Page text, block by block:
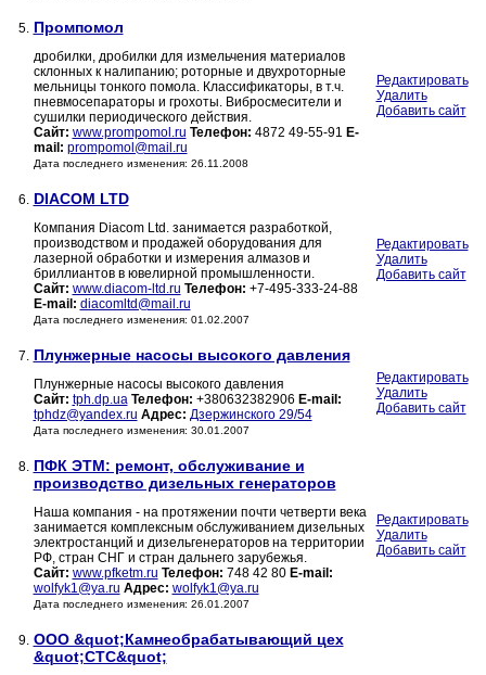
5. Промпомол
дробилки, дробилки для измельчения материалов
склонных к налипанию; роторные и двухроторные
мельницы тонкого помола. Классификаторы, в т.ч.
пневмосепараторы и грохоты. Вибросмесители и
сушилки периодического действия.
Сайт: www.prompomol.ru Телефон: 4872 49-55-91 E-
mail: prompomol@mail.ru
Дата последнего изменения: 26.11.2008
Редактировать
Удалить
Добавить сайт
6. DIACOM LTD
Компания Diacom Ltd. занимается разработкой,
производством и продажей оборудования для
лазерной обработки и измерения алмазов и
бриллиантов в ювелирной промышленности.
Сайт: www.diacom-ltd.ru Телефон: +7-495-333-24-88
E-mail: diacomltd@mail.ru
Дата последнего изменения: 01.02.2007
Редактировать
Удалить
Добавить сайт
7. Плунжерные насосы высокого давления
Плунжерные насосы высокого давления
Сайт: tph.dp.ua Телефон: +380632382906 E-mail:
tphdz@yandex.ru Адрес: Дзержинского 29/54
Дата последнего изменения: 30.01.2007
Редактировать
Удалить
Добавить сайт
8. ПФК ЭТМ: ремонт, обслуживание и
производство дизельных генераторов
Наша компания - на протяжении почти четверти века
занимается комплексным обслуживанием дизельных
электростанций и дизельгенераторов на территории
РФ, стран СНГ и стран дальнего зарубежья.
Сайт: www.pfketm.ru Телефон: 748 42 80 E-mail:
wolfyk1@ya.ru Адрес: wolfyk1@ya.ru
Дата последнего изменения: 26.01.2007
Редактировать
Удалить
Добавить сайт
9. ООО &quot;Камнеобрабатывающий цех
&quot;СТС&quot;